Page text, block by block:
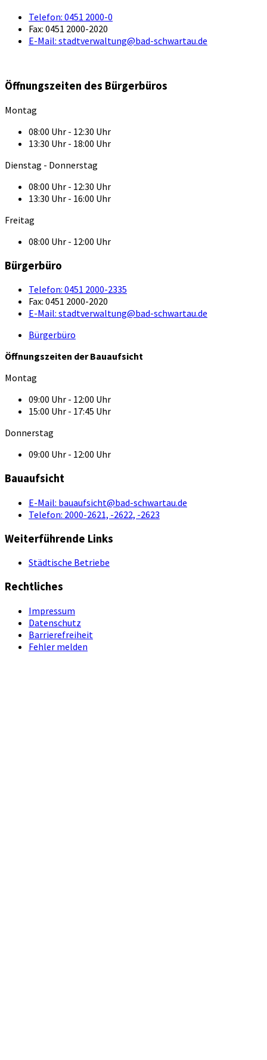
Telefon: 0451 2000-0
Fax: 0451 2000-2020
E-Mail: stadtverwaltung@bad-schwartau.de
Öffnungszeiten des Bürgerbüros
Montag
08:00 Uhr - 12:30 Uhr
13:30 Uhr - 18:00 Uhr
Dienstag - Donnerstag
08:00 Uhr - 12:30 Uhr
13:30 Uhr - 16:00 Uhr
Freitag
08:00 Uhr - 12:00 Uhr
Bürgerbüro
Telefon: 0451 2000-2335
Fax: 0451 2000-2020
E-Mail: stadtverwaltung@bad-schwartau.de
Bürgerbüro
Öffnungszeiten der Bauaufsicht
Montag
09:00 Uhr - 12:00 Uhr
15:00 Uhr - 17:45 Uhr
Donnerstag
09:00 Uhr - 12:00 Uhr
Bauaufsicht
E-Mail: bauaufsicht@bad-schwartau.de
Telefon: 2000-2621, -2622, -2623
Weiterführende Links
Städtische Betriebe
Rechtliches
Impressum
Datenschutz
Barrierefreiheit
Fehler melden